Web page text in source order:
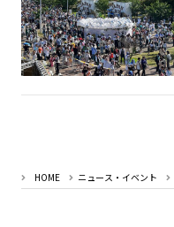
HOME ニュース・イベント